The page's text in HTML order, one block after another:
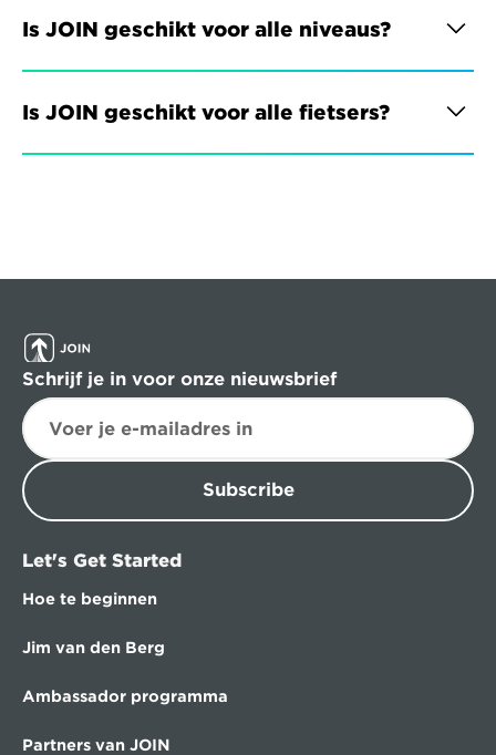
Is JOIN geschikt voor alle niveaus?
Is JOIN geschikt voor alle fietsers?
Schrijf je in voor onze nieuwsbrief
Subscribe
Let's Get Started
Hoe te beginnen
Jim van den Berg
Ambassador programma
Partners van JOIN